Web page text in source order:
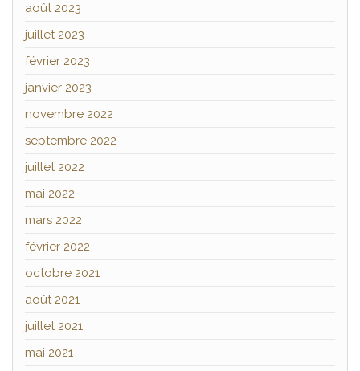
août 2023
juillet 2023
février 2023
janvier 2023
novembre 2022
septembre 2022
juillet 2022
mai 2022
mars 2022
février 2022
octobre 2021
août 2021
juillet 2021
mai 2021